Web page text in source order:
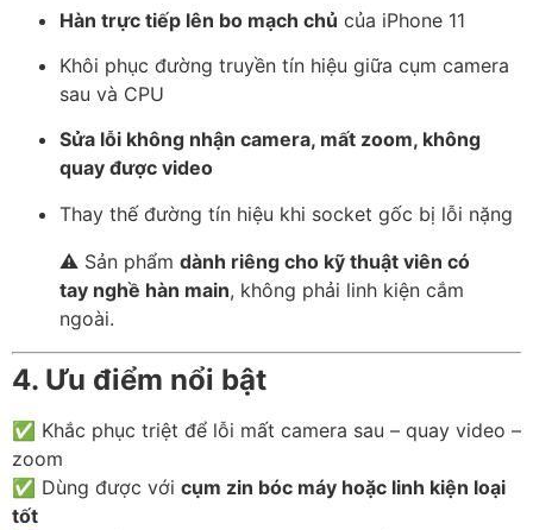
Hàn trực tiếp lên bo mạch chủ của iPhone 11
Khôi phục đường truyền tín hiệu giữa cụm camera
sau và CPU
Sửa lỗi không nhận camera, mất zoom, không
quay được video
Thay thế đường tín hiệu khi socket gốc bị lỗi nặng
⚠️ Sản phẩm dành riêng cho kỹ thuật viên có
tay nghề hàn main, không phải linh kiện cắm
ngoài.
4. Ưu điểm nổi bật
✅ Khắc phục triệt để lỗi mất camera sau – quay video –
zoom
✅ Dùng được với cụm zin bóc máy hoặc linh kiện loại
tốt